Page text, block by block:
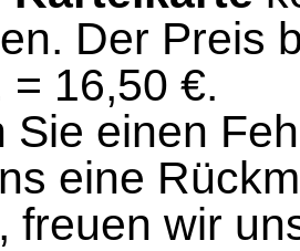
Der Preis
= 16,50 €.
Sie einen
eine
freuen wir